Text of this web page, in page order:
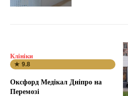
Клініки
★ 9.8
Оксфорд Медікал Дніпро на
Перемозі